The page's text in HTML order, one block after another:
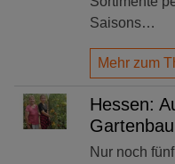
Saisons…
Mehr zum
Hessen:
Gartenbau
Nur noch